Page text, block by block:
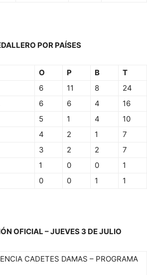
POR PAÍSES
O P B
T
6 11 8
24
6 6 4
16
5 1 4
10
4 2 1
7
3 2 2
7
1 0 0
1
0 0 1 1
OFICIAL – JUEVES 3 DE JULIO
CADETES DAMAS – PROGRAMA